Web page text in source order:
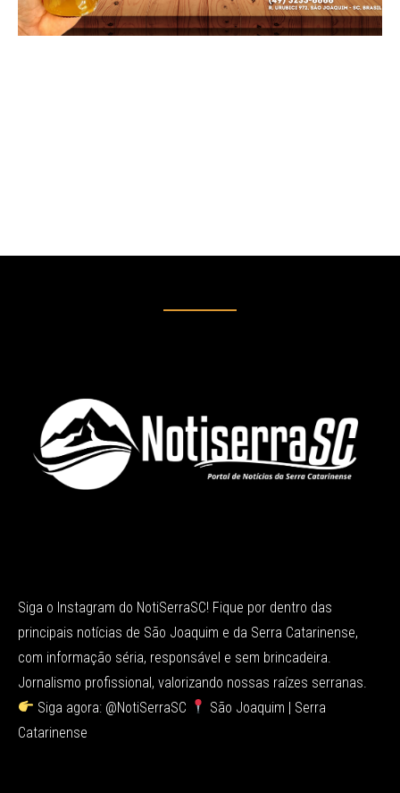
Siga o Instagram do NotiSerraSC! Fique por dentro das
principais notícias de São Joaquim e da Serra Catarinense,
com informação séria, responsável e sem brincadeira.
Jornalismo profissional, valorizando nossas raízes serranas.
Siga agora: @NotiSerraSC
São Joaquim | Serra
Catarinense